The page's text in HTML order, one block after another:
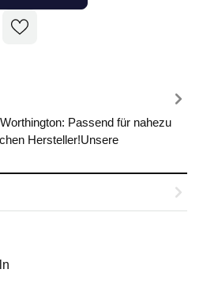
Passend für nahezu
Hersteller!Unsere